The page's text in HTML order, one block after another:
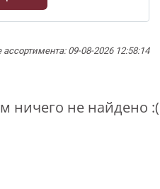
09-08-2026 12:58:14
ничего не найдено :(